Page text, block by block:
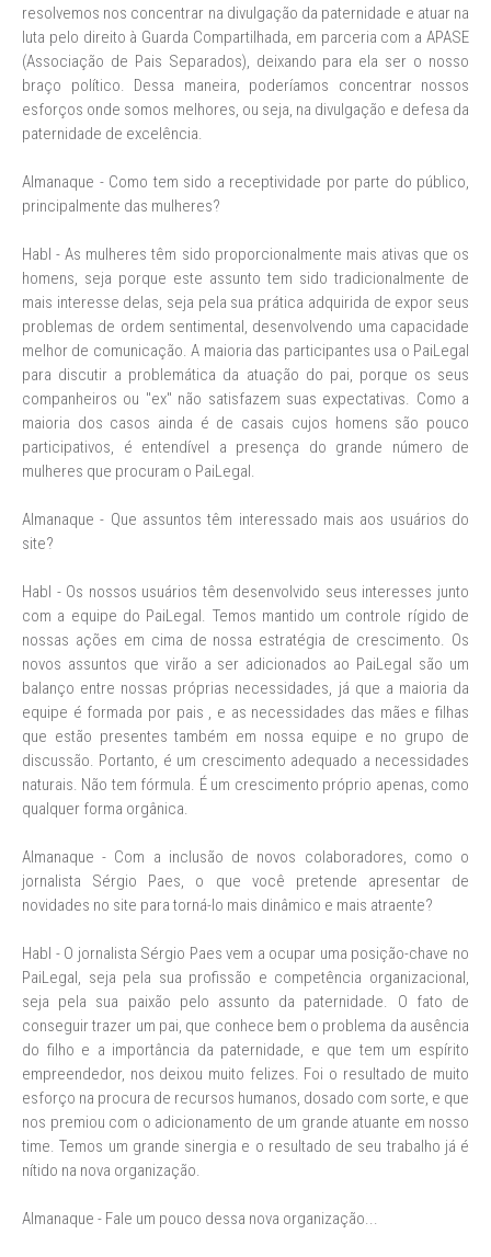
resolvemos nos concentrar na divulgação da paternidade e atuar na
luta pelo direito à Guarda Compartilhada, em parceria com a APASE
(Associação de Pais Separados), deixando para ela ser o nosso
braço político. Dessa maneira, poderíamos concentrar nossos
esforços onde somos melhores, ou seja, na divulgação e defesa da
paternidade de excelência.
Almanaque - Como tem sido a receptividade por parte do público,
principalmente das mulheres?
Habl - As mulheres têm sido proporcionalmente mais ativas que os
homens, seja porque este assunto tem sido tradicionalmente de
mais interesse delas, seja pela sua prática adquirida de expor seus
problemas de ordem sentimental, desenvolvendo uma capacidade
melhor de comunicação. A maioria das participantes usa o PaiLegal
para discutir a problemática da atuação do pai, porque os seus
companheiros ou "ex" não satisfazem suas expectativas. Como a
maioria dos casos ainda é de casais cujos homens são pouco
participativos, é entendível a presença do grande número de
mulheres que procuram o PaiLegal.
Almanaque - Que assuntos têm interessado mais aos usuários do
site?
Habl - Os nossos usuários têm desenvolvido seus interesses junto
com a equipe do PaiLegal. Temos mantido um controle rígido de
nossas ações em cima de nossa estratégia de crescimento. Os
novos assuntos que virão a ser adicionados ao PaiLegal são um
balanço entre nossas próprias necessidades, já que a maioria da
equipe é formada por pais , e as necessidades das mães e filhas
que estão presentes também em nossa equipe e no grupo de
discussão. Portanto, é um crescimento adequado a necessidades
naturais. Não tem fórmula. É um crescimento próprio apenas, como
qualquer forma orgânica.
Almanaque - Com a inclusão de novos colaboradores, como o
jornalista Sérgio Paes, o que você pretende apresentar de
novidades no site para torná-lo mais dinâmico e mais atraente?
Habl - O jornalista Sérgio Paes vem a ocupar uma posição-chave no
PaiLegal, seja pela sua profissão e competência organizacional,
seja pela sua paixão pelo assunto da paternidade. O fato de
conseguir trazer um pai, que conhece bem o problema da ausência
do filho e a importância da paternidade, e que tem um espírito
empreendedor, nos deixou muito felizes. Foi o resultado de muito
esforço na procura de recursos humanos, dosado com sorte, e que
nos premiou com o adicionamento de um grande atuante em nosso
time. Temos um grande sinergia e o resultado de seu trabalho já é
nítido na nova organização.
Almanaque - Fale um pouco dessa nova organização...